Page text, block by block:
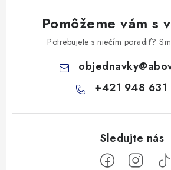
Pomôžeme vám s
Potrebujete s niečím poradiť?
objednavky@
+421 948 631